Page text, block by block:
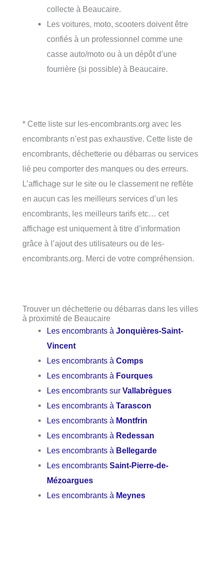
collecte à Beaucaire.
Les voitures, moto, scooters doivent être
confiés à un professionnel comme une
casse auto/moto ou à un dépôt d’une
fourrière (si possible) à Beaucaire.
* Cette liste sur les-encombrants.org avec les
encombrants n’est pas exhaustive. Cette liste de
encombrants, déchetterie ou débarras ou services
lié peu comporter des manques ou des erreurs.
L’affichage sur le site ou le classement ne reflète
en aucun cas les meilleurs services d’un les
encombrants, les meilleurs tarifs etc… cet
affichage est uniquement à titre d’information
grâce à l’ajout des utilisateurs ou de les-
encombrants.org. Merci de votre compréhension.
Trouver un déchetterie ou débarras dans les villes
à proximité de Beaucaire
Les encombrants àJonquières-Saint-
Vincent
Les encombrants àComps
Les encombrants à Fourques
Les encombrants surVallabrègues
Les encombrants àTarascon
Les encombrants à Montfrin
Les encombrants à Redessan
Les encombrants à Bellegarde
Les encombrantsSaint-Pierre-de-
Mézoargues
Les encombrants à Meynes